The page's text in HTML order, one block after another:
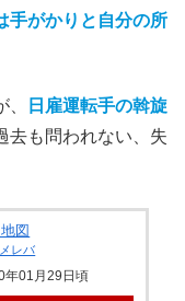
手がかりと自分の所
日雇運転手の斡旋
去も問われない、失
図
レバ
年01月29日頃